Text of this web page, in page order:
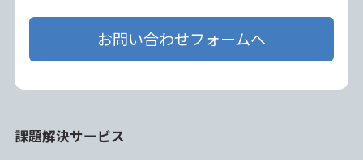
お問い合わせフォームへ
課題解決サービス